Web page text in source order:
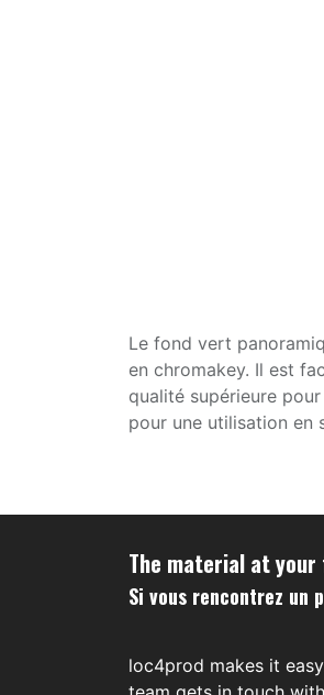
Le fond vert
en chromakey. Il est
qualité supérieure
pour une utilisation en
The material at
Si vous rencontrez un
loc4prod makes it